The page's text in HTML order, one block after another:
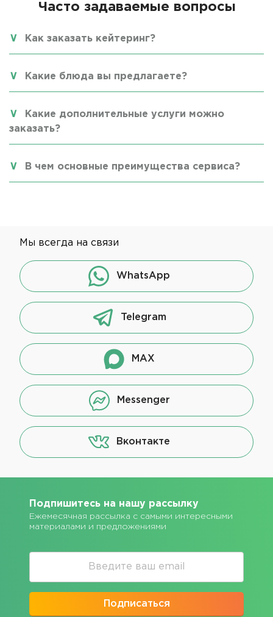
Часто задаваемые вопросы
Как заказать кейтеринг?
Какие блюда вы предлагаете?
Какие дополнительные услуги можно
заказать?
В чем основные преимущества сервиса?
Мы всегда на связи
WhatsApp
Telegram
MAX
Messenger
Вконтакте
Подпишитесь на нашу рассылку
Ежемесячная рассылка с самыми интересными
материалами и предложениями
Подписаться